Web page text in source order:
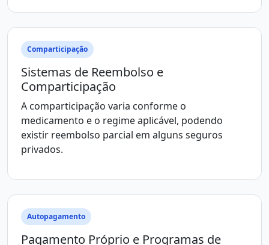
Comparticipação
Sistemas de Reembolso e
Comparticipação
A comparticipação varia conforme o
medicamento e o regime aplicável, podendo
existir reembolso parcial em alguns seguros
privados.
Autopagamento
Pagamento Próprio e Programas de